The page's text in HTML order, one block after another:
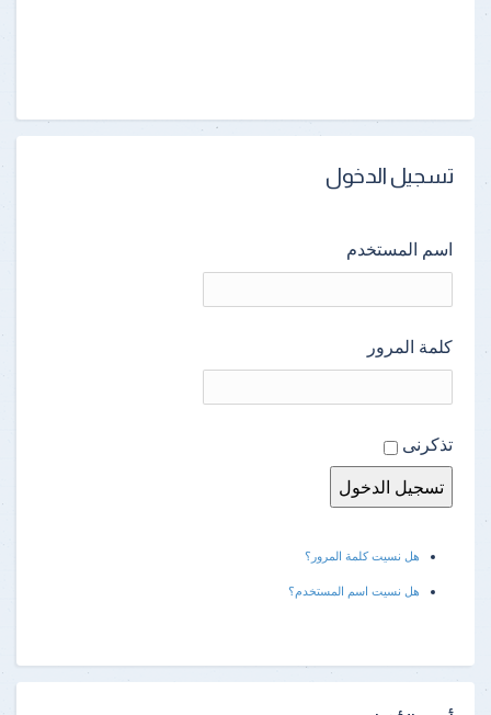
تسجيل الدخول
اسم المستخدم
كلمة المرور
تذكرنى
هل نسيت كلمة المرور؟
هل نسيت اسم المستخدم؟